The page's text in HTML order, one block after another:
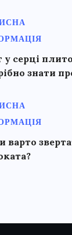
серці
знати
варто